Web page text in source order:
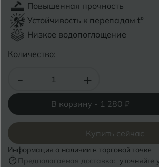
Повышенная прочность
Устойчивость к перепадам t°
Низкое водопоглощение
Количество:
- +
В корзину - 1 280 ₽
Купить сейчас
Информация о наличии в торговой точке
Предполагаемая доставка: уточняйте
В Великий Новгород
Владимир
Волгоград
Волгодонск
Вологда
Воронеж
Воткинск Сочи